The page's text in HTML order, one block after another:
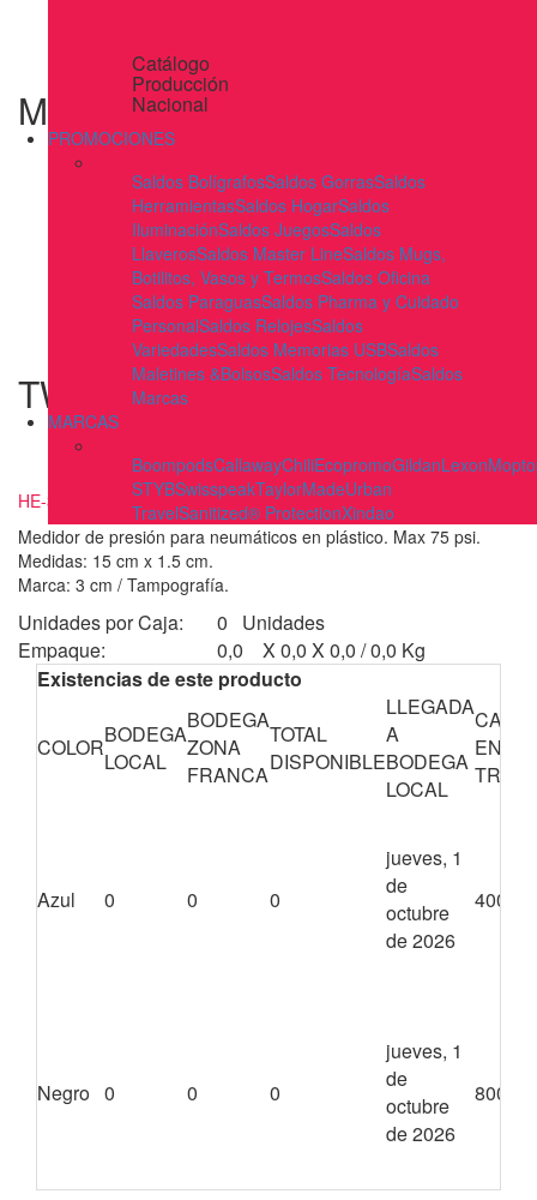
Catálogo
Producción
Nacional
PROMOCIONES
Saldos BolígrafosSaldos GorrasSaldos
HerramientasSaldos HogarSaldos
IluminaciónSaldos JuegosSaldos
LlaverosSaldos Master LineSaldos Mugs,
Botilitos, Vasos y TermosSaldos Oficina
Saldos ParaguasSaldos Pharma y Cuidado
PersonalSaldos RelojesSaldos
VariedadesSaldos Memorias USBSaldos
Maletines &BolsosSaldos TecnologíaSaldos
Marcas
MARCAS
BoompodsCallawayChiliEcopromoGildanLexon
STYBSwisspeakTaylorMadeUrban
TravelSanitized® ProtectionXindao
MEDIDOR DE PRESION
TWIST
HE-337
Medidor de presión para neumáticos en plástico. Max 75 psi.
Medidas: 15 cm x 1.5 cm.
Marca: 3 cm / Tampografía.
Unidades por Caja:
0 Unidades
Empaque:
0,0 X 0,0 X 0,0 / 0,0 Kg
Existencias de este producto
COLORBODEGA
LOCAL
BODEGA
ZONA
FRANCA
TOTAL
DISPONIBLE
LLEGADA
A
BODEGA
LOCAL
EN
Azul 0 0 0
jueves, 1
de
octubre
de 2026
4000
Negro 0 0 0
jueves, 1
de
octubre
de 2026
8000